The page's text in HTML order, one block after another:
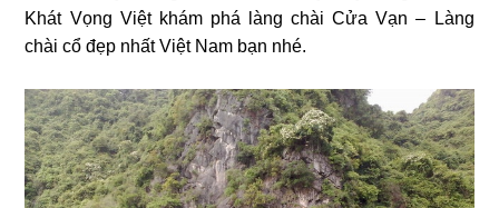
Khát Vọng Việt khám phá làng chài Cửa Vạn – Làng
chài cổ đẹp nhất Việt Nam bạn nhé.